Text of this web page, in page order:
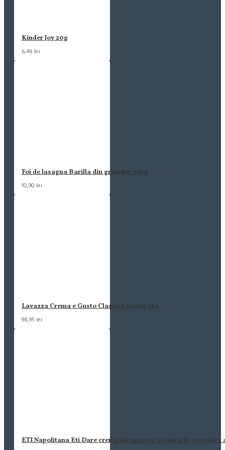
Kinder Joy 20g
6,48 lei
Foi de lasagna Barilla din grau dur 250g
10,90 lei
Lavazza Crema e Gusto Classico boabe,1kg
98,95 lei
ETI Napolitana Eti Dare crema de cacao si glazura de ciocolata